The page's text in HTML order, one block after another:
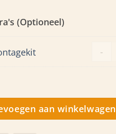
(Optioneel)
-
- Eiken - 76x62x2cm aantal
aan winkelwagen